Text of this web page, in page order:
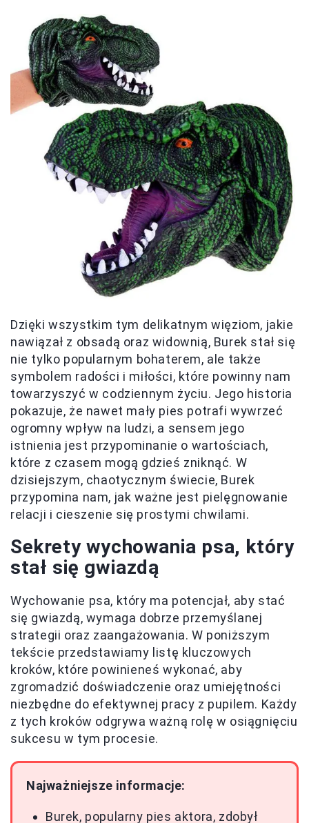
Dzięki wszystkim tym delikatnym więziom, jakie
nawiązał z obsadą oraz widownią, Burek stał się
nie tylko popularnym bohaterem, ale także
symbolem radości i miłości, które powinny nam
towarzyszyć w codziennym życiu. Jego historia
pokazuje, że nawet mały pies potrafi wywrzeć
ogromny wpływ na ludzi, a sensem jego
istnienia jest przypominanie o wartościach,
które z czasem mogą gdzieś zniknąć. W
dzisiejszym, chaotycznym świecie, Burek
przypomina nam, jak ważne jest pielęgnowanie
relacji i cieszenie się prostymi chwilami.
Sekrety wychowania psa, który
stał się gwiazdą
Wychowanie psa, który ma potencjał, aby stać
się gwiazdą, wymaga dobrze przemyślanej
strategii oraz zaangażowania. W poniższym
tekście przedstawiamy listę kluczowych
kroków, które powinieneś wykonać, aby
zgromadzić doświadczenie oraz umiejętności
niezbędne do efektywnej pracy z pupilem. Każdy
z tych kroków odgrywa ważną rolę w osiągnięciu
sukcesu w tym procesie.
Najważniejsze informacje:
Burek, popularny pies aktora, zdobył